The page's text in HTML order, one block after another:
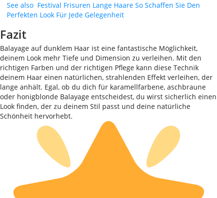
See also Festival Frisuren Lange Haare So Schaffen Sie Den
Perfekten Look Für Jede Gelegenheit
Fazit
Balayage auf dunklem Haar ist eine fantastische Möglichkeit,
deinem Look mehr Tiefe und Dimension zu verleihen. Mit den
richtigen Farben und der richtigen Pflege kann diese Technik
deinem Haar einen natürlichen, strahlenden Effekt verleihen, der
lange anhält. Egal, ob du dich für karamellfarbene, aschbraune
oder honigblonde Balayage entscheidest, du wirst sicherlich einen
Look finden, der zu deinem Stil passt und deine natürliche
Schönheit hervorhebt.